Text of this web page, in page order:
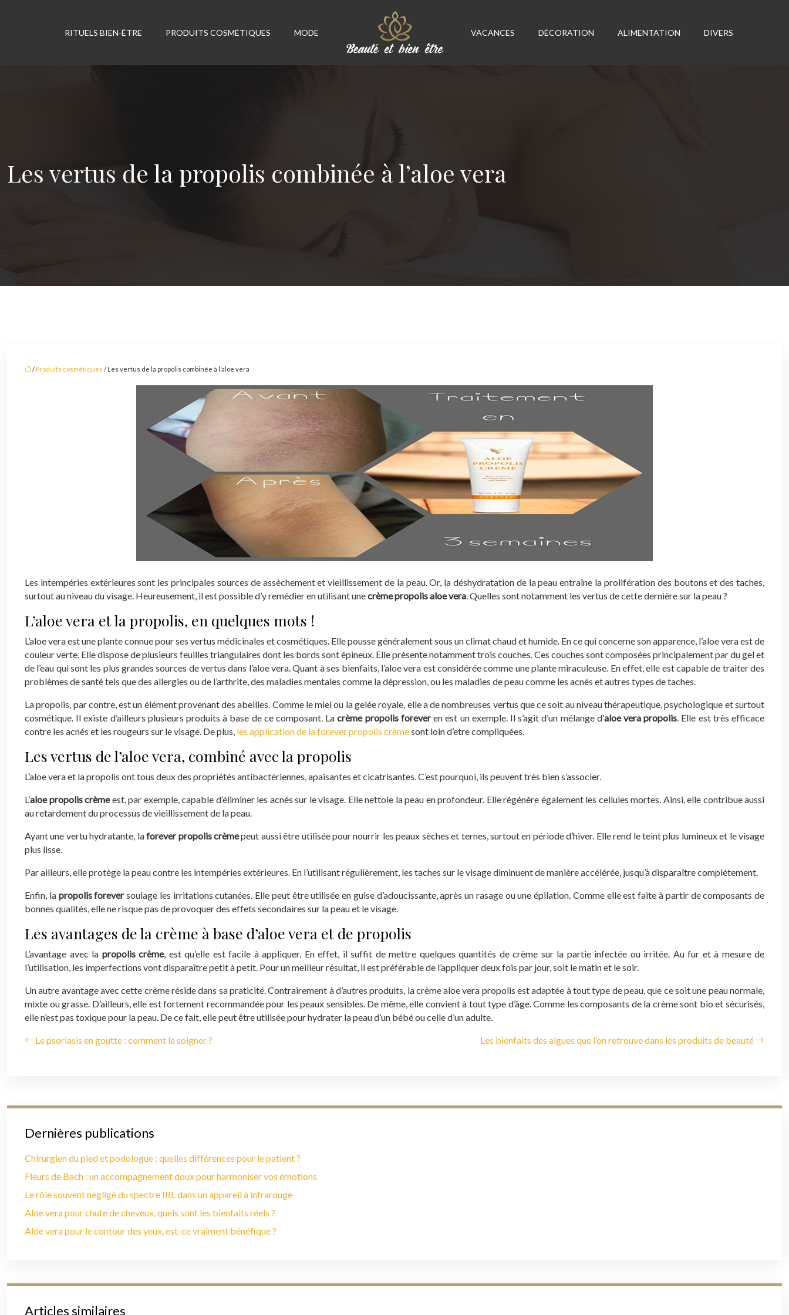
MODE
PRODUITS COSMÉTIQUES
RITUELS BIEN-ÊTRE VACANCES DÉCORATION ALIMENTATION DIVERS
Les vertus de la propolis combinée à l’aloe vera
/ Produits cosmétiques / Les vertus de la propolis combinée à l’aloe vera
Les intempéries extérieures sont les principales sources de assèchement et vieillissement de la peau. Or, la déshydratation de la peau entraîne la prolifération des boutons et des taches,
surtout au niveau du visage. Heureusement, il est possible d’y remédier en utilisant unecrème propolis aloe vera. Quelles sont notamment les vertus de cette dernière sur la peau ?
L’aloe vera et la propolis, en quelques mots !
L’aloe vera est une plante connue pour ses vertus médicinales et cosmétiques. Elle pousse généralement sous un climat chaud et humide. En ce qui concerne son apparence, l’aloe vera est de
couleur verte. Elle dispose de plusieurs feuilles triangulaires dont les bords sont épineux. Elle présente notamment trois couches. Ces couches sont composées principalement par du gel et
de l’eau qui sont les plus grandes sources de vertus dans l’aloe vera. Quant à ses bienfaits, l’aloe vera est considérée comme une plante miraculeuse. En effet, elle est capable de traiter des
problèmes de santé tels que des allergies ou de l’arthrite, des maladies mentales comme la dépression, ou les maladies de peau comme les acnés et autres types de taches.
La propolis, par contre, est un élément provenant des abeilles. Comme le miel ou la gelée royale, elle a de nombreuses vertus que ce soit au niveau thérapeutique, psychologique et surtout
cosmétique. Il existe d’ailleurs plusieurs produits à base de ce composant. Lacrème propolis foreveren est un exemple. Il s’agit d’un mélange d’aloe vera propolis. Elle est très efficace
contre les acnés et les rougeurs sur le visage. De plus, les application de la forever propolis crèmesont loin d’etre compliquées.
Les vertus de l’aloe vera, combiné avec la propolis
L’aloe vera et la propolis ont tous deux des propriétés antibactériennes, apaisantes et cicatrisantes. C’est pourquoi, ils peuvent très bien s’associer.
L’aloe propolis crèmeest, par exemple, capable d’éliminer les acnés sur le visage. Elle nettoie la peau en profondeur. Elle régénère également les cellules mortes. Ainsi, elle contribue aussi
au retardement du processus de vieillissement de la peau.
Ayant une vertu hydratante, laforever propolis crèmepeut aussi être utilisée pour nourrir les peaux sèches et ternes, surtout en période d’hiver. Elle rend le teint plus lumineux et le visage
plus lisse.
Par ailleurs, elle protège la peau contre les intempéries extérieures. En l’utilisant régulièrement, les taches sur le visage diminuent de manière accélérée, jusqu’à disparaître complétement.
Enfin, la propolis foreversoulage les irritations cutanées. Elle peut être utilisée en guise d’adoucissante, après un rasage ou une épilation. Comme elle est faite à partir de composants de
bonnes qualités, elle ne risque pas de provoquer des effets secondaires sur la peau et le visage.
Les avantages de la crème à base d’aloe vera et de propolis
L’avantage avec la propolis crème, est qu’elle est facile à appliquer. En effet, il suffit de mettre quelques quantités de crème sur la partie infectée ou irritée. Au fur et à mesure de
l’utilisation, les imperfections vont disparaître petit à petit. Pour un meilleur résultat, il est préférable de l’appliquer deux fois par jour, soit le matin et le soir.
Un autre avantage avec cette crème réside dans sa praticité. Contrairement à d’autres produits, la crème aloe vera propolis est adaptée à tout type de peau, que ce soit une peau normale,
mixte ou grasse. D’ailleurs, elle est fortement recommandée pour les peaux sensibles. De même, elle convient à tout type d’âge. Comme les composants de la crème sont bio et sécurisés,
elle n’est pas toxique pour la peau. De ce fait, elle peut être utilisée pour hydrater la peau d’un bébé ou celle d’un adulte.
Le psoriasis en goutte : comment le soigner ? Les bienfaits des algues que l’on retrouve dans les produits de beauté
Dernières publications
Chirurgien du pied et podologue : quelles différences pour le patient ?
Fleurs de Bach : un accompagnement doux pour harmoniser vos émotions
Le rôle souvent négligé du spectre IRL dans un appareil à infrarouge
Aloe vera pour chute de cheveux, quels sont les bienfaits réels ?
Aloe vera pour le contour des yeux, est-ce vraiment bénéfique ?
Articles similaires